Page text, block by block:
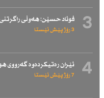
3 فوئاد حسێن: هەوڵی
3 رۆژ پێش ئێستا
4 ئێران رەتیكردەوە گەرووی
7 رۆژ پێش ئێستا